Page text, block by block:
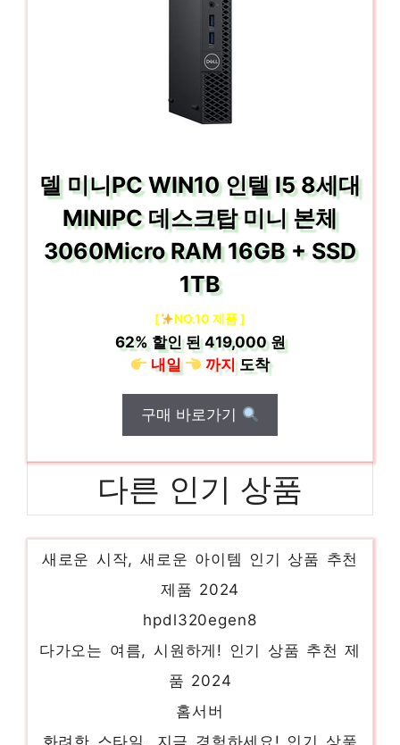
델 미니PC WIN10 인텔 I5 8세대
MINIPC 데스크탑 미니 본체
3060Micro RAM 16GB + SSD
1TB
[ NO.10 제품 ]
62%할인 된419,000 원
내일
까지도착
구매 바로가기
다른 인기 상품
dellprecision7920
새로운 시작, 새로운 아이템 인기 상품 추천
제품 2024
hpdl320egen8
다가오는 여름, 시원하게! 인기 상품 추천 제
품 2024
홈서버
화려한 스타일, 지금 경험하세요! 인기 상품